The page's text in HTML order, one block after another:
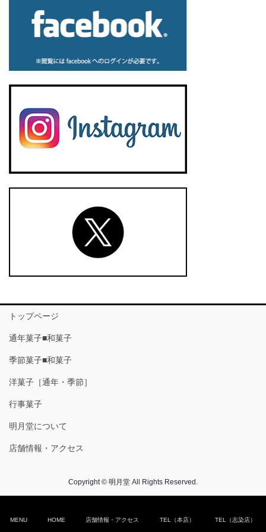
トップページ
通年菓子■和菓子
季節菓子■和菓子
洋菓子［通年・季節］
行事菓子
明月堂について
店舗情報・アクセス
Copyright © 明月堂 All Rights Reserved.
MENU HOME 店舗情報・アクセス TEL（本店） TEL（志染店）